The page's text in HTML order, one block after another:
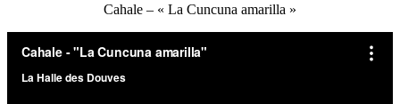
Cahale – « La Cuncuna amarilla »